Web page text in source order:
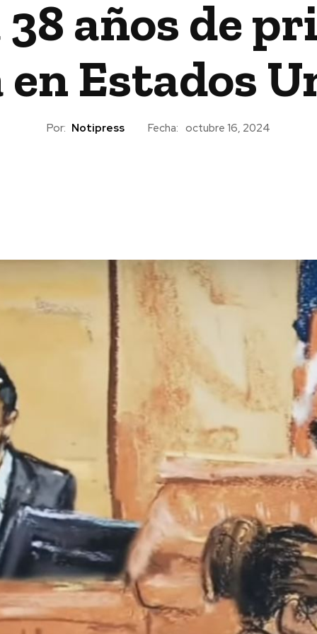
años de
Estados
Por: Notipress Fecha: octubre 16, 2024